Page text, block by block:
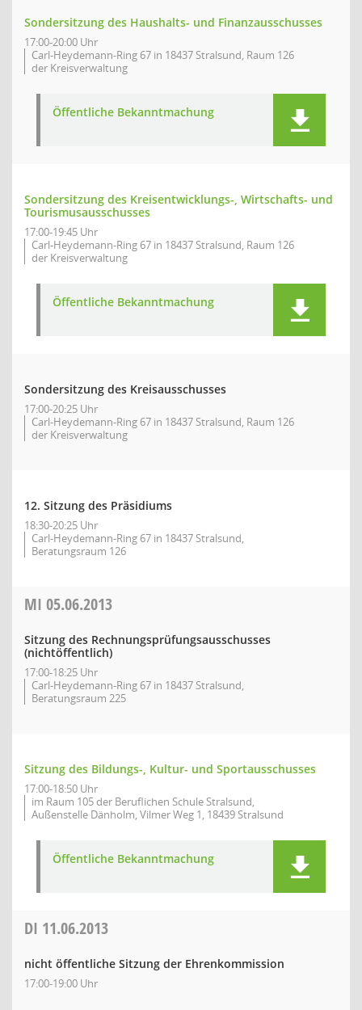
Sondersitzung des Haushalts- und Finanzausschusses
17:00-20:00 Uhr
Carl-Heydemann-Ring 67 in 18437 Stralsund, Raum 126
der Kreisverwaltung
Öffentliche Bekanntmachung
Sondersitzung des Kreisentwicklungs-, Wirtschafts- und
Tourismusausschusses
17:00-19:45 Uhr
Carl-Heydemann-Ring 67 in 18437 Stralsund, Raum 126
der Kreisverwaltung
Öffentliche Bekanntmachung
Sondersitzung des Kreisausschusses
17:00-20:25 Uhr
Carl-Heydemann-Ring 67 in 18437 Stralsund, Raum 126
der Kreisverwaltung
12. Sitzung des Präsidiums
18:30-20:25 Uhr
Carl-Heydemann-Ring 67 in 18437 Stralsund,
Beratungsraum 126
MI 05.06.2013
Sitzung des Rechnungsprüfungsausschusses
(nichtöffentlich)
17:00-18:25 Uhr
Carl-Heydemann-Ring 67 in 18437 Stralsund,
Beratungsraum 225
Sitzung des Bildungs-, Kultur- und Sportausschusses
17:00-18:50 Uhr
im Raum 105 der Beruflichen Schule Stralsund,
Außenstelle Dänholm, Vilmer Weg 1, 18439 Stralsund
Öffentliche Bekanntmachung
DI 11.06.2013
nicht öffentliche Sitzung der Ehrenkommission
17:00-19:00 Uhr